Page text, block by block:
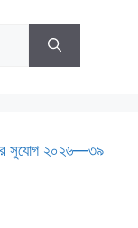
সুযোগ ২০২৬—৩৯